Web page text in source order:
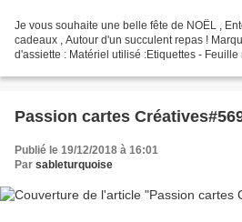
Je vous souhaite une belle fête de NOËL ,
cadeaux , Autour d'un succulent repas !
d'assiette : Matériel utilisé :Etiquettes - Feuille
Passion cartes
Publié le 19/12/2018 à 16:01
Par sableturquoise